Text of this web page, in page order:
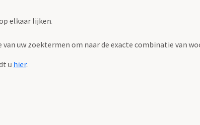
elkaar lijken.
van uw zoektermen om naar de exacte combinatie van
u hier.